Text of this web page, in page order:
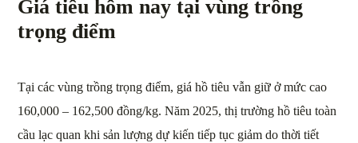
Giá tiêu hôm nay tại vùng trồng
trọng điểm
Tại các vùng trồng trọng điểm, giá hồ tiêu vẫn giữ ở mức cao
160,000 – 162,500 đồng/kg. Năm 2025, thị trường hồ tiêu toàn
cầu lạc quan khi sản lượng dự kiến tiếp tục giảm do thời tiết